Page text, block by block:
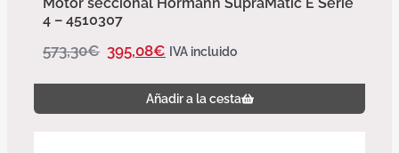
4 – 4510307
573,30€ 395,08€ IVA incluido
Añadir a la cesta